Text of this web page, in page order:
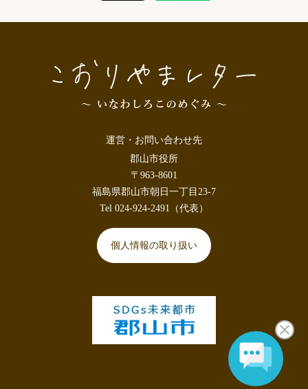
運営・お問い合わせ先
郡山市役所
〒963-8601
福島県郡山市朝日一丁目23-7
Tel 024-924-2491（代表）
個人情報の取り扱い